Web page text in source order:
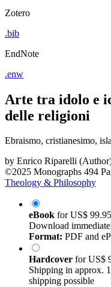
Zotero
.bib
EndNote
.enw
Arte tra idolo e
delle religioni
Ebraismo, cristianesimo,
by Enrico Riparelli
©2025 Monographs 494
Theology & Philosophy
eBook forUS$ 99.95
Download
Format: PDF and
Hardcover forUS$
Shipping in approx.
shipping possible